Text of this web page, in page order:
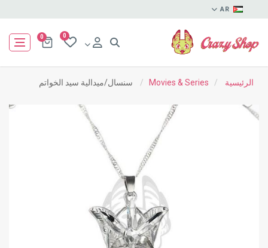
AR
0
0
الرئيسية /
Movies & Series
/ سنسال/ميدالية سيد الخواتم